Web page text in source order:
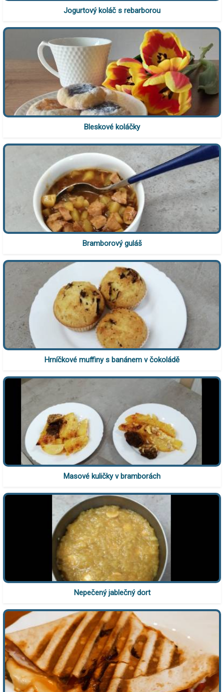
Jogurtový koláč s rebarborou
Bleskové koláčky
Bramborový guláš
Hrníčkové muffiny s banánem v čokoládě
Masové kuličky v bramborách
Nepečený jablečný dort